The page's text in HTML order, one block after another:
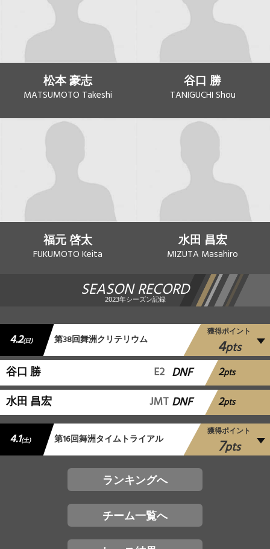
松本 豪志
MATSUMOTO Takeshi
谷口 勝
TANIGUCHI Shou
福元 啓太
FUKUMOTO Keita
水田 昌宏
MIZUTA Masahiro
SEASON RECORD
2023年シーズン記録
4.2(日) 第38回舞洲クリテリウム
獲得ポイント
4pts
谷口 勝 E2 DNF 2pts
水田 昌宏 JMT DNF 2pts
4.1(土) 第16回舞洲タイムトライアル
獲得ポイント
7pts
ランキングへ
チーム一覧へ